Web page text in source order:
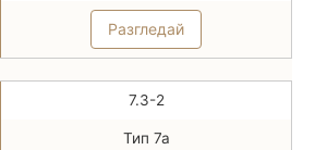
Разгледай
7.3-2
Тип 7а